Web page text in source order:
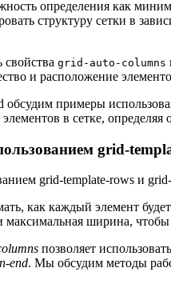
определения как
структуру сетки в
grid-auto-columns
и расположение
примеры
в сетке,
grid-
как каждый элемент
максимальная ширина, чтобы
позволяет
end. Мы обсудим методы